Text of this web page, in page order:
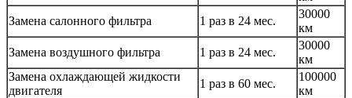
Замена салонного фильтра
1 раз в 24 мес.
30000
км
Замена воздушного фильтра
1 раз в 24 мес.
30000
км
Замена охлаждающей жидкости
двигателя
1 раз в 60 мес.
100000
км